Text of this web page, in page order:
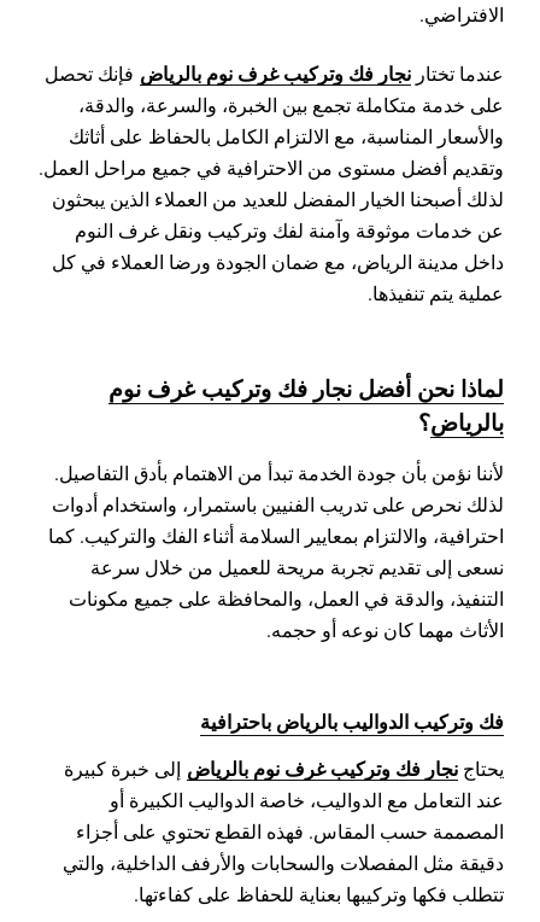
الافتراضي.
عندما تختار نجار فك وتركيب غرف نوم بالرياض فإنك تحصل
على خدمة متكاملة تجمع بين الخبرة، والسرعة، والدقة،
والأسعار المناسبة، مع الالتزام الكامل بالحفاظ على أثاثك
وتقديم أفضل مستوى من الاحترافية في جميع مراحل العمل.
لذلك أصبحنا الخيار المفضل للعديد من العملاء الذين يبحثون
عن خدمات موثوقة وآمنة لفك وتركيب ونقل غرف النوم
داخل مدينة الرياض، مع ضمان الجودة ورضا العملاء في كل
عملية يتم تنفيذها.
لماذا نحن أفضل نجار فك وتركيب غرف نوم
بالرياض؟
لأننا نؤمن بأن جودة الخدمة تبدأ من الاهتمام بأدق التفاصيل.
لذلك نحرص على تدريب الفنيين باستمرار، واستخدام أدوات
احترافية، والالتزام بمعايير السلامة أثناء الفك والتركيب. كما
نسعى إلى تقديم تجربة مريحة للعميل من خلال سرعة
التنفيذ، والدقة في العمل، والمحافظة على جميع مكونات
الأثاث مهما كان نوعه أو حجمه.
فك وتركيب الدواليب بالرياض باحترافية
يحتاج نجار فك وتركيب غرف نوم بالرياض إلى خبرة كبيرة
عند التعامل مع الدواليب، خاصة الدواليب الكبيرة أو
المصممة حسب المقاس. فهذه القطع تحتوي على أجزاء
دقيقة مثل المفصلات والسحابات والأرفف الداخلية، والتي
تتطلب فكها وتركيبها بعناية للحفاظ على كفاءتها.